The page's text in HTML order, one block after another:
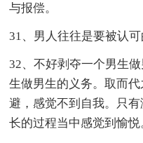
与报偿。
31、男人往往是要被认可
32、不好剥夺一个男生
生做男生的义务。取而
避，感觉不到自我。只
长的过程当中感觉到愉悦